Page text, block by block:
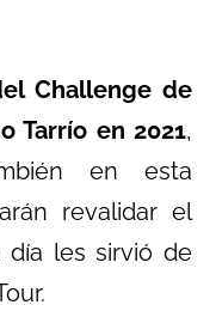
Challenge de
Tarrío en 2021,
en esta
revalidar el
les sirvió de